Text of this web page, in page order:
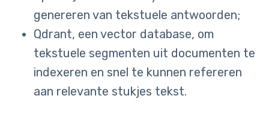
genereren van tekstuele antwoorden;
Qdrant, een vector database, om
tekstuele segmenten uit documenten te
indexeren en snel te kunnen refereren
aan relevante stukjes tekst.